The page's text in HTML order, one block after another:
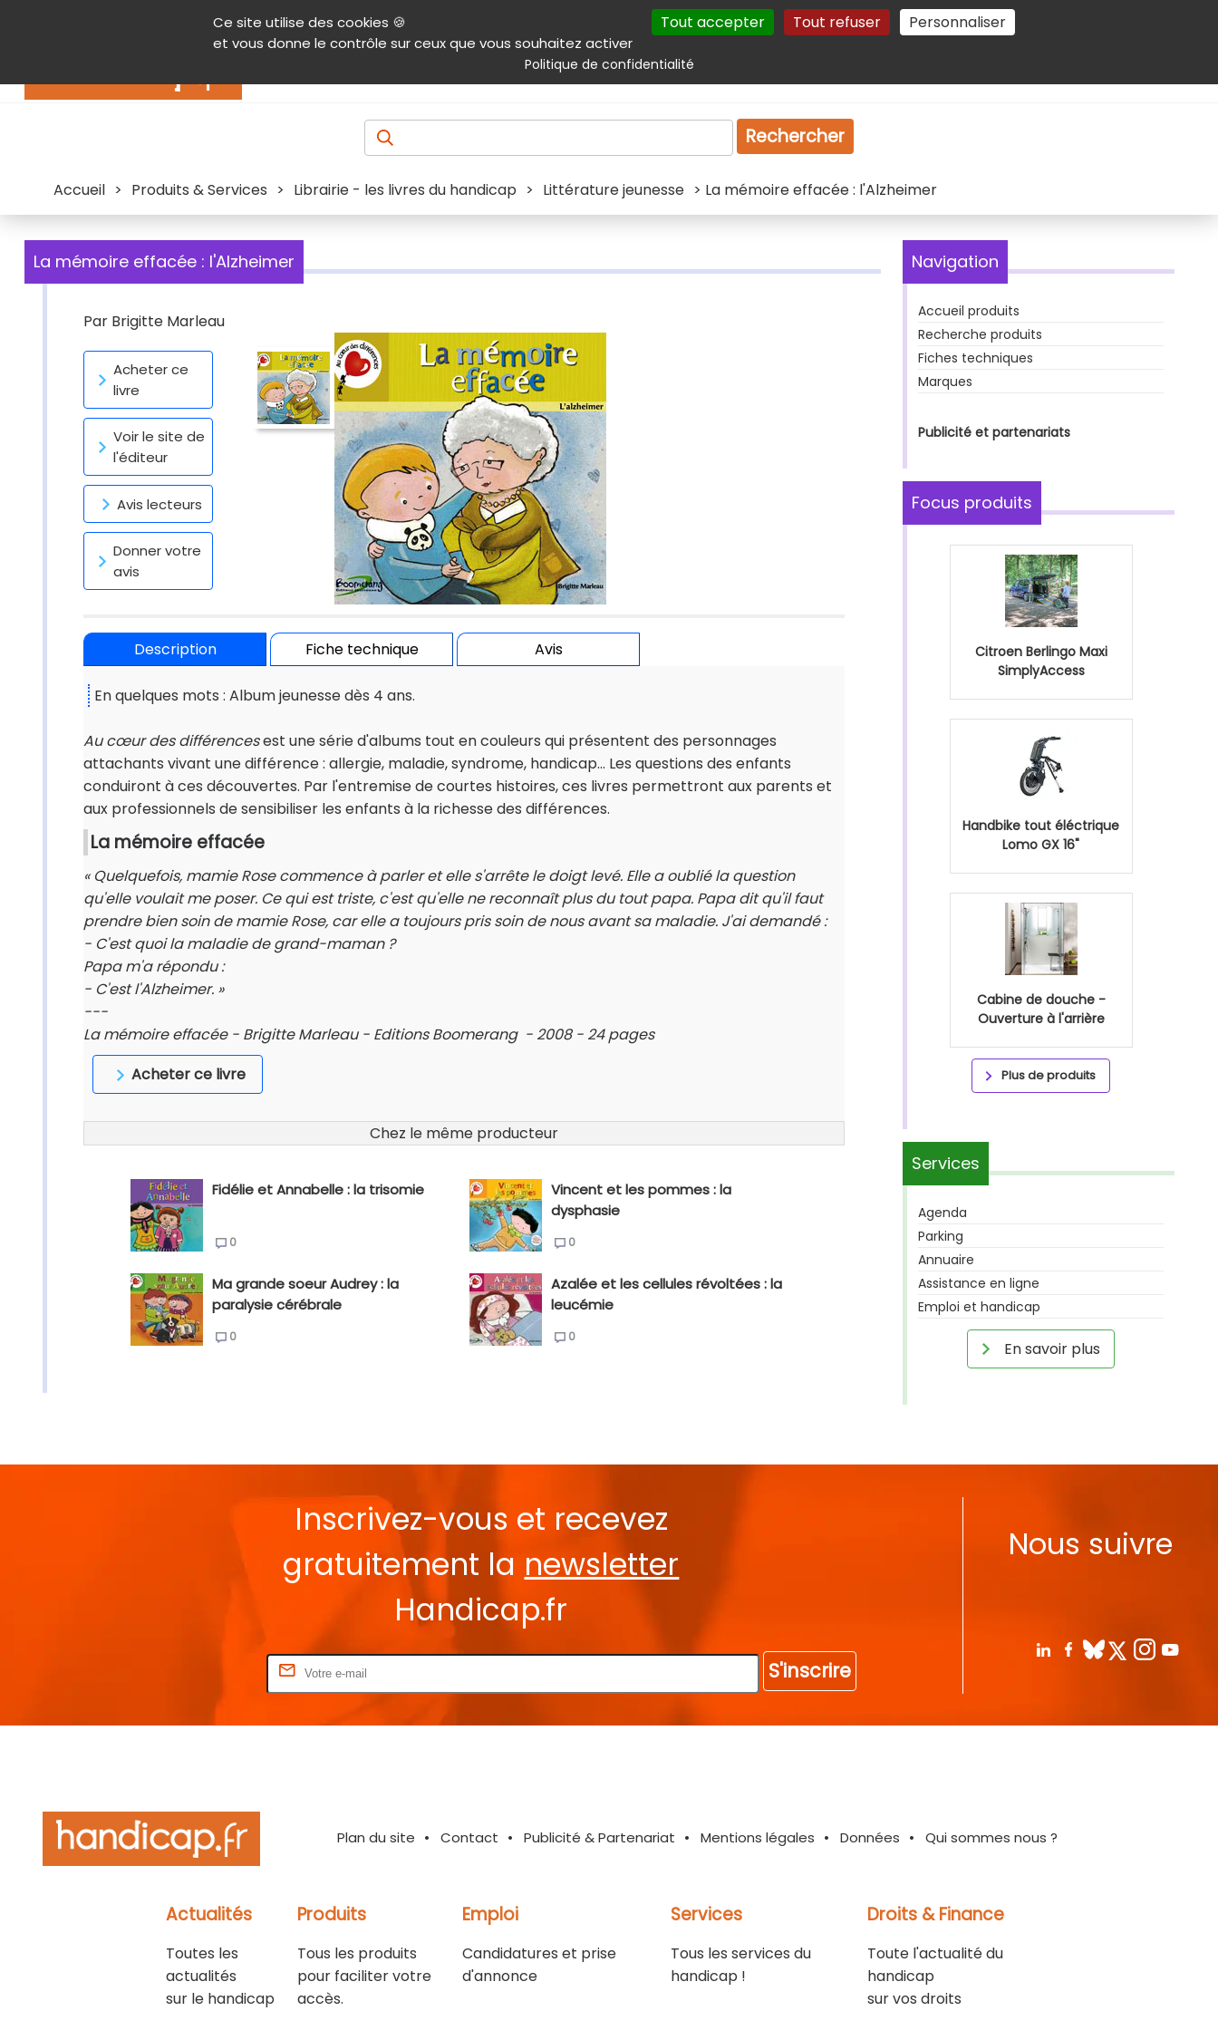
Ce site utilise des cookies 🍪
et vous donne le contrôle sur ceux que vous souhaitez activer
Tout accepter Tout refuser Personnaliser
Politique de confidentialité
Contenu Aide et accessibilité Menu principal Autres services Plan du site Gestion des cookies
Produits & services Emploi Droit
Rechercher
Accueil > Produits & Services > Librairie - les livres du handicap > Littérature jeunesse > La mémoire effacée : l'Alzheimer
La mémoire effacée : l'Alzheimer
Par Brigitte Marleau
Acheter ce
livre
Voir le site de
l'éditeur
Avis lecteurs
Donner votre
avis
Description Fiche technique Avis
En quelques mots : Album jeunesse dès 4 ans.
Au cœur des différencesest une série d'albums tout en couleurs qui présentent des personnages
attachants vivant une différence : allergie, maladie, syndrome, handicap... Les questions des enfants
conduiront à ces découvertes. Par l'entremise de courtes histoires, ces livres permettront aux parents et
aux professionnels de sensibiliser les enfants à la richesse des différences.
La mémoire effacée
« Quelquefois, mamie Rose commence à parler et elle s'arrête le doigt levé. Elle a oublié la question
qu'elle voulait me poser. Ce qui est triste, c'est qu'elle ne reconnaît plus du tout papa. Papa dit qu'il faut
prendre bien soin de mamie Rose, car elle a toujours pris soin de nous avant sa maladie. J'ai demandé :
- C'est quoi la maladie de grand-maman ?
Papa m'a répondu :
- C'est l'Alzheimer. »
---
La mémoire effacée - Brigitte Marleau - Editions Boomerang - 2008 - 24 pages
Acheter ce livre
Chez le même producteur
Fidélie et Annabelle : la trisomie
0
Vincent et les pommes : la
dysphasie
0
Ma grande soeur Audrey : la
paralysie cérébrale
0
Azalée et les cellules révoltées : la
leucémie
0
Navigation
Accueil produits
Recherche produits
Fiches techniques
Marques
Publicité et partenariats
Focus produits
Citroen Berlingo Maxi
SimplyAccess
Handbike tout éléctrique
Lomo GX 16"
Cabine de douche -
Ouverture à l'arrière
Plus de produits
Services
Agenda
Parking
Annuaire
Assistance en ligne
Emploi et handicap
En savoir plus
Inscrivez-vous et recevez
gratuitement la newsletter
Handicap.fr
S'inscrire
Nous suivre
Plan du site Contact Publicité & Partenariat Mentions légales Données Qui sommes nous ?
Actualités
Toutes les
actualités
sur le handicap
Produits
Tous les produits
pour faciliter votre
accès.
Emploi
Candidatures et prise
d'annonce
Services
Tous les services du
handicap !
Droits & Finance
Toute l'actualité du
handicap
sur vos droits